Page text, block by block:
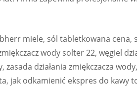
miele, sól tabletkowana
wody solter 22, węgiel
zasada działania zmiękczacza
jak odkamienić ekspres do kawy